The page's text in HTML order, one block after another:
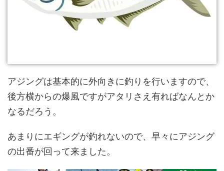
アジングは基本的に外向きに釣りを行いますので、
後方横からの爆風ですがアタリさえ有ればなんとか
なるだろう。
あまりにエギングが釣れないので、早々にアジング
の出番が回って来ました。